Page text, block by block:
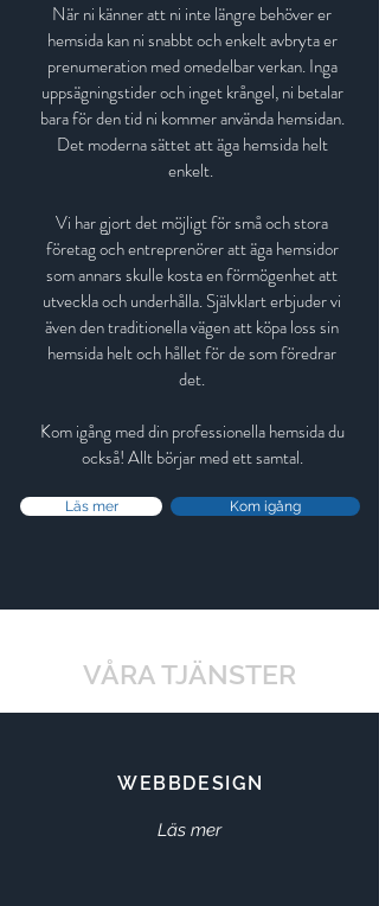
När ni känner att ni inte längre behöver er
hemsida kan ni snabbt och enkelt avbryta er
prenumeration med omedelbar verkan. Inga
uppsägningstider och inget krångel, ni betalar
bara för den tid ni kommer använda hemsidan.
Det moderna sättet att äga hemsida helt
enkelt.
Vi har gjort det möjligt för små och stora
företag och entreprenörer att äga hemsidor
som annars skulle kosta en förmögenhet att
utveckla och underhålla. Självklart erbjuder vi
även den traditionella vägen att köpa loss sin
hemsida helt och hållet för de som föredrar
det.
Kom igång med din professionella hemsida du
också! Allt börjar med ett samtal.
Läs mer Kom igång
VÅRA TJÄNSTER
WEBBDESIGN
Läs mer